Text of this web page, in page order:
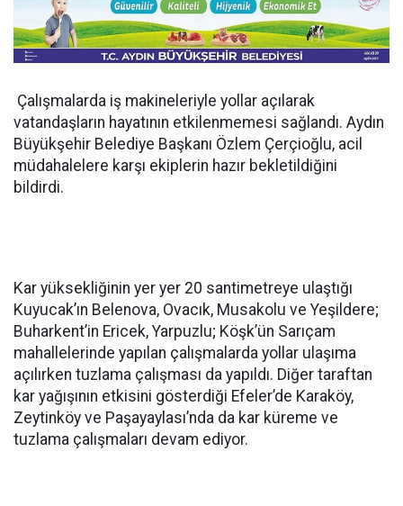
Çalışmalarda iş makineleriyle yollar açılarak
vatandaşların hayatının etkilenmemesi sağlandı. Aydın
Büyükşehir Belediye Başkanı Özlem Çerçioğlu, acil
müdahalelere karşı ekiplerin hazır bekletildiğini
bildirdi.
Kar yüksekliğinin yer yer 20 santimetreye ulaştığı
Kuyucak’ın Belenova, Ovacık, Musakolu ve Yeşildere;
Buharkent’in Ericek, Yarpuzlu; Köşk’ün Sarıçam
mahallelerinde yapılan çalışmalarda yollar ulaşıma
açılırken tuzlama çalışması da yapıldı. Diğer taraftan
kar yağışının etkisini gösterdiği Efeler’de Karaköy,
Zeytinköy ve Paşayaylası’nda da kar küreme ve
tuzlama çalışmaları devam ediyor.